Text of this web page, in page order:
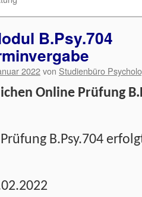
B.Psy.704
2022von Studienbüro
Online Prüfung
B.Psy.704